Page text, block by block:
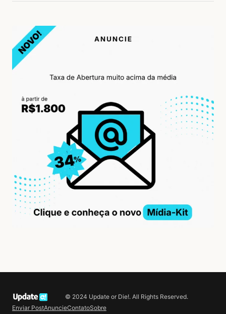
© 2024 Update or Die!. All Rights Reserved.
Enviar PostAnuncieContatoSobre